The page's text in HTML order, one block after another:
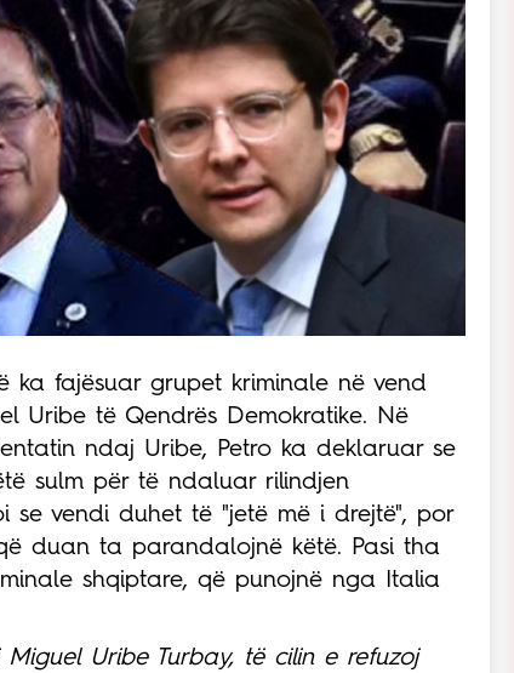
ka fajësuar grupet kriminale në vend
Uribe të Qendrës Demokratike. Në
ndaj Uribe, Petro ka deklaruar se
sulm për të ndaluar rilindjen
se vendi duhet të "jetë më i drejtë", por
duan ta parandalojnë këtë. Pasi tha
shqiptare, që punojnë nga Italia
Uribe Turbay, të cilin e refuzoj